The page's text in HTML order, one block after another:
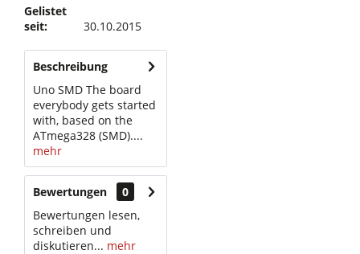
Gelistet
seit:
30.10.2015
Beschreibung
Uno SMD The board
everybody gets started
with, based on the
ATmega328 (SMD)....
mehr
Bewertungen
0
Bewertungen lesen,
schreiben und
diskutieren... mehr